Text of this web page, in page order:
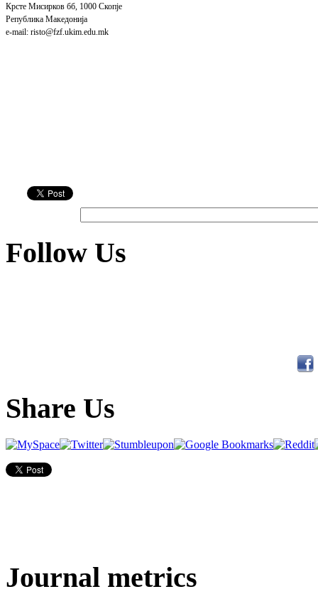
Крсте Мисирков бб, 1000 Скопје
Република Македонија
e-mail: risto@fzf.ukim.edu.mk
Follow Us
Share Us
Journal metrics